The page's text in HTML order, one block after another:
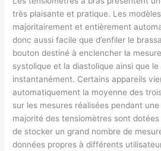
très plaisante et pratique. Les
majoritairement et entièrement
donc aussi facile que d’enfiler le
bouton destiné à enclencher la
systolique et la diastolique ainsi que
instantanément. Certains appareils
automatiquement la moyenne des
sur les mesures réalisées pendant
majorité des tensiomètres sont dotées
de stocker un grand nombre de
données propres à différents